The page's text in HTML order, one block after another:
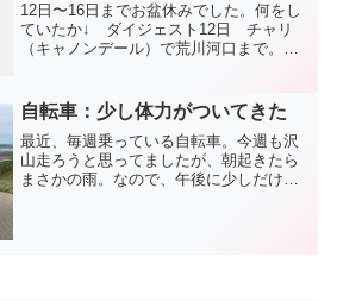
12日〜16日までお盆休みでした。何をし
ていたか↓ ダイジェスト12日 チャリ
（キャノンデール）で荒川河口まで。
（秋山郷）14日 バイク（アネーロ）
長野・新潟・山...
自転車：少し体力がついてきた
最近、毎週乗っている自転車。今週も沢
山走ろうと思ってましたが、朝起きたら
まさかの雨。なので、午後に少しだけ走